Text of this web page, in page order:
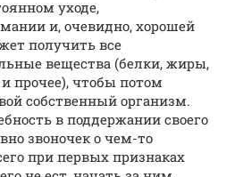
уходе,
и, очевидно, хорошей
получить все
вещества (белки, жиры,
прочее), чтобы потом
собственный организм.
в поддержании своего
звоночек о чем-то
при первых признаках